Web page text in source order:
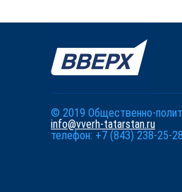
© 2019 Общественно-
info@vverh-tatarstan.ru
телефон: +7 (843) 238-25-28